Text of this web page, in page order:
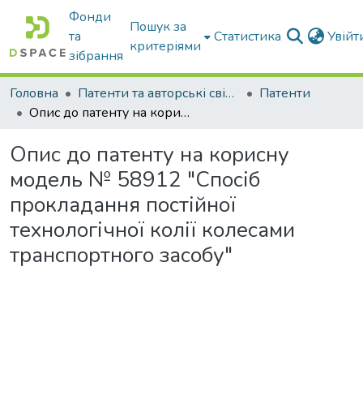
Фонди
та
зібрання
Пошук за
критеріями
Статистика
Головна Патенти та авторські свідоцтва
Патенти
Опис до патенту на корисну модель № 58912 "Спосіб прокладання постійної технологічної колії колесами транспортного засобу"
Опис до патенту на корисну
модель № 58912 "Спосіб
прокладання постійної
технологічної колії колесами
транспортного засобу"